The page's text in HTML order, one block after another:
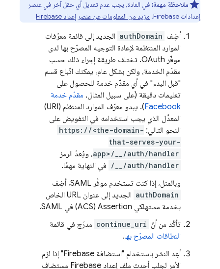
ملاحظة مهمة: في العادة، يجب عدم تعديل أي حقل آخر في عنصر
إعدادات Firebase.
مزيد من المعلومات عن عنصر إعداد Firebase
أضِف authDomain الجديد إلى قائمة معرّفات
الموارد المنتظمة لإعادة التوجيه المصرّح بها لدى
موفّر OAuth. تختلف طريقة إجراء ذلك حسب
مقدّم الخدمة، ولكن بشكل عام، يمكنك اتّباع قسم
"قبل البدء" في أي مقدّم خدمة للحصول على
تعليمات دقيقة (على سبيل المثال، مقدّم خدمة
Facebook
). يبدو معرّف الموارد المنتظم (URI)
المعدَّل الذي يجب استخدامه في التفويض على
النحو التالي: https://<the-domain-
that-serves-your-
app>/__/auth/handler، ويُعدّ الرمز
/__/auth/handler في النهاية مهمًا.
وبالمثل، إذا كنت تستخدم موفِّر SAML، أضِف
authDomain
الجديد إلى عنوان URL الخاص
بخدمة مستهلكي Assertion‏ (ACS) في SAML.
تأكَّد من أنّ continue_uri مدرَج في قائمة
النطاقات المصرّح بها.
أعِد النشر باستخدام "استضافة Firebase" إذا لزم
الأمر لجلب أحدث ملف إعداد Firebase مستضاف